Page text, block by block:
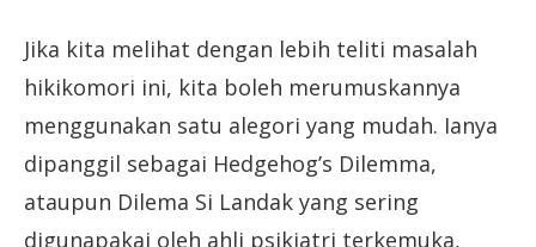
Jika kita melihat dengan lebih teliti masalah
hikikomori ini, kita boleh merumuskannya
menggunakan satu alegori yang mudah. Ianya
dipanggil sebagai Hedgehog’s Dilemma,
ataupun Dilema Si Landak yang sering
digunapakai oleh ahli psikiatri terkemuka,